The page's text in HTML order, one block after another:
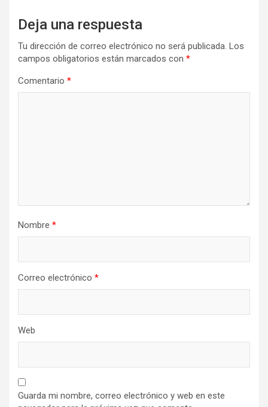
Deja una respuesta
Tu dirección de correo electrónico no será publicada. Los
campos obligatorios están marcados con *
Comentario *
Nombre *
Correo electrónico *
Web
Guarda mi nombre, correo electrónico y web en este